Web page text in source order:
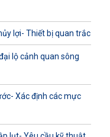
lợi- Thiết bị quan trắc
lộ cảnh quan sông
Xác định các mực